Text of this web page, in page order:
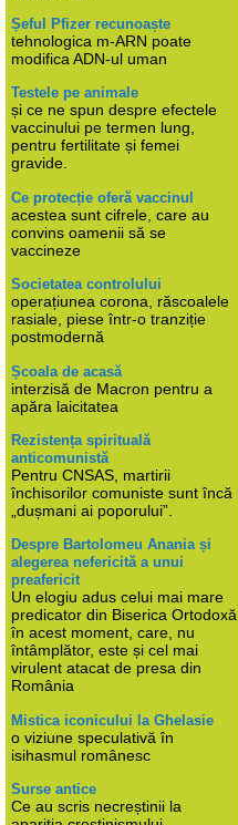
Șeful Pfizer recunoaște
tehnologica m-ARN poate
modifica ADN-ul uman
Testele pe animale
și ce ne spun despre efectele
vaccinului pe termen lung,
pentru fertilitate și femei
gravide.
Ce protecție oferă vaccinul
acestea sunt cifrele, care au
convins oamenii să se
vaccineze
Societatea controlului
operațiunea corona, răscoalele
rasiale, piese într-o tranziție
postmodernă
Școala de acasă
interzisă de Macron pentru a
apăra laicitatea
Rezistența spirituală
anticomunistă
Pentru CNSAS, martirii
închisorilor comuniste sunt încă
„dușmani ai poporului”.
Despre Bartolomeu Anania și
alegerea nefericită a unui
preafericit
Un elogiu adus celui mai mare
predicator din Biserica Ortodoxă
în acest moment, care, nu
întâmplător, este și cel mai
virulent atacat de presa din
România
Mistica iconicului la Ghelasie
o viziune speculativă în
isihasmul românesc
Surse antice
Ce au scris necreștinii la